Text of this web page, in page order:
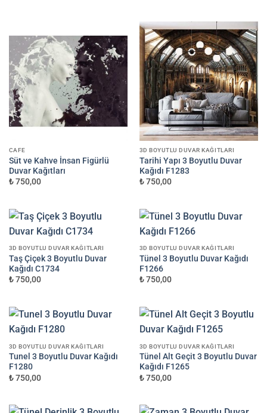
CAFE
Süt ve Kahve İnsan Figürlü
Duvar Kağıtları
₺ 750,00
3D BOYUTLU DUVAR KAĞITLARI
Tarihi Yapı 3 Boyutlu Duvar
Kağıdı F1283
₺ 750,00
3D BOYUTLU DUVAR KAĞITLARI
Taş Çiçek 3 Boyutlu Duvar
Kağıdı C1734
₺ 750,00
3D BOYUTLU DUVAR KAĞITLARI
Tünel 3 Boyutlu Duvar Kağıdı
F1266
₺ 750,00
3D BOYUTLU DUVAR KAĞITLARI
Tunel 3 Boyutlu Duvar Kağıdı
F1280
₺ 750,00
3D BOYUTLU DUVAR KAĞITLARI
Tünel Alt Geçit 3 Boyutlu Duvar
Kağıdı F1265
₺ 750,00